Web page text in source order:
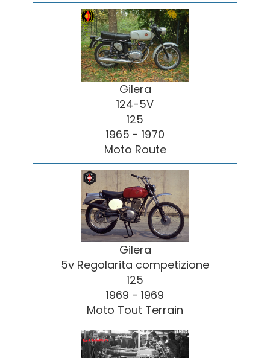
Gilera
124-5V
125
1965 - 1970
Moto Route
Gilera
5v Regolarita competizione
125
1969 - 1969
Moto Tout Terrain